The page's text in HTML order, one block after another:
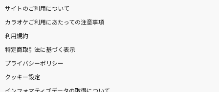
サイトのご利用について
カラオケご利用にあたっての注意事項
利用規約
特定商取引法に基づく表示
プライバシーポリシー
クッキー設定